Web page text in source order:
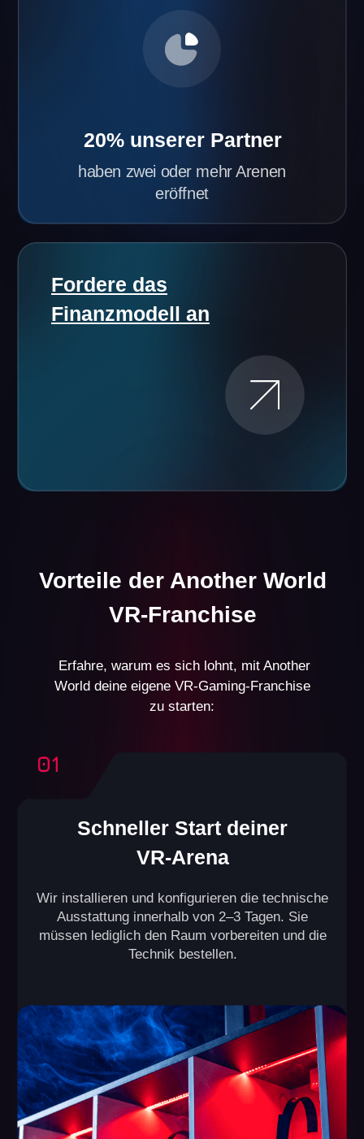
Startbudget passen wir die besten Konditionen
individuell an.
Erfahrung von über 500 Partnern optimiert –